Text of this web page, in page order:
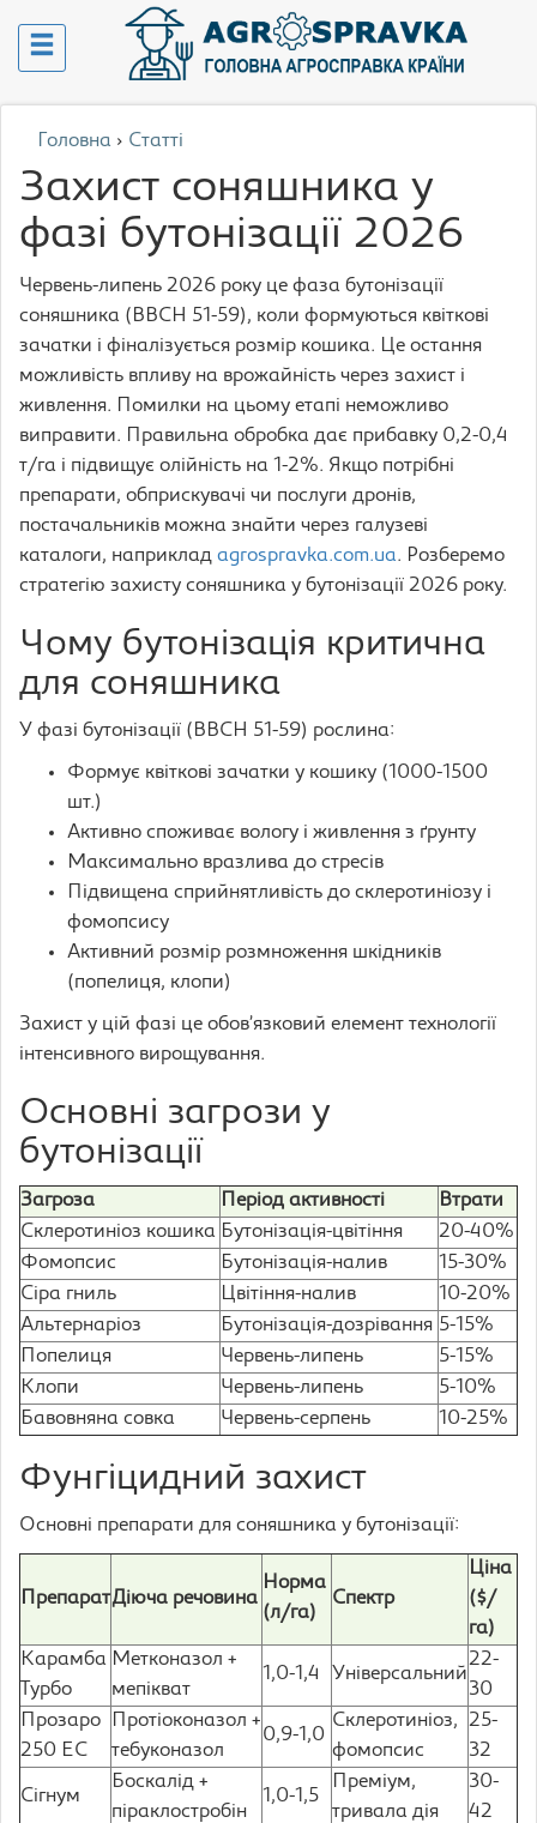
Головна › Статті
Захист соняшника у
фазі бутонізації 2026
Червень-липень 2026 року це фаза бутонізації
соняшника (BBCH 51-59), коли формуються квіткові
зачатки і фіналізується розмір кошика. Це остання
можливість впливу на врожайність через захист і
живлення. Помилки на цьому етапі неможливо
виправити. Правильна обробка дає прибавку 0,2-0,4
т/га і підвищує олійність на 1-2%. Якщо потрібні
препарати, обприскувачі чи послуги дронів,
постачальників можна знайти через галузеві
каталоги, наприклад agrospravka.com.ua. Розберемо
стратегію захисту соняшника у бутонізації 2026 року.
Чому бутонізація критична
для соняшника
У фазі бутонізації (BBCH 51-59) рослина:
Формує квіткові зачатки у кошику (1000-1500
шт.)
Активно споживає вологу і живлення з ґрунту
Максимально вразлива до стресів
Підвищена сприйнятливість до склеротиніозу і
фомопсису
Активний розмір розмноження шкідників
(попелиця, клопи)
Захист у цій фазі це обов’язковий елемент технології
інтенсивного вирощування.
Основні загрози у
бутонізації
Загроза Період активності
Втрати
Склеротиніоз кошика Бутонізація-цвітіння
20-40%
Фомопсис
Бутонізація-налив
15-30%
Сіра гниль
Цвітіння-налив
10-20%
Альтернаріоз
Бутонізація-дозрівання 5-15%
Попелиця
Червень-липень
5-15%
Клопи
Червень-липень
5-10%
Бавовняна совка
Червень-серпень 10-25%
Фунгіцидний захист
Основні препарати для соняшника у бутонізації:
ПрепаратДіюча речовина
Норма
(л/га)
Спектр
Ціна
($/
га)
Карамба
Турбо
Метконазол +
мепікват
1,0-1,4 Універсальний
22-
30
Прозаро
250 ЕС
Протіоконазол +
тебуконазол
0,9-1,0
Склеротиніоз,
фомопсис
25-
32
Сігнум
Боскалід +
піраклостробін
1,0-1,5
Преміум,
тривала дія
30-
42